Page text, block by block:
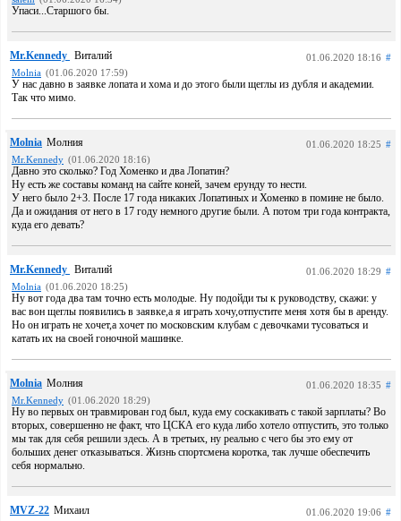
Упаси...Старшого бы.
Mr.Kennedy Виталий 01.06.2020 18:16 #
Molnia (01.06.2020 17:59)
У нас давно в заявке лопата и хома и до этого были щеглы из дубля и академии.
Так что мимо.
Molnia Молния 01.06.2020 18:25 #
Mr.Kennedy (01.06.2020 18:16)
Давно это сколько? Год Хоменко и два Лопатин?
Ну есть же составы команд на сайте коней, зачем ерунду то нести.
У него было 2+3. После 17 года никаких Лопатиных и Хоменко в помине не было.
Да и ожидания от него в 17 году немного другие были. А потом три года контракта,
куда его девать?
Mr.Kennedy Виталий 01.06.2020 18:29 #
Molnia (01.06.2020 18:25)
Ну вот года два там точно есть молодые. Ну подойди ты к руководству, скажи: у
вас вон щеглы появились в заявке,а я играть хочу,отпустите меня хотя бы в аренду.
Но он играть не хочет,а хочет по московским клубам с девочками тусоваться и
катать их на своей гоночной машинке.
Molnia Молния 01.06.2020 18:35 #
Mr.Kennedy (01.06.2020 18:29)
Ну во первых он травмирован год был, куда ему соскакивать с такой зарплаты? Во
вторых, совершенно не факт, что ЦСКА его куда либо хотело отпустить, это только
мы так для себя решили здесь. А в третьих, ну реально с чего бы это ему от
больших денег отказываться. Жизнь спортсмена коротка, так лучше обеспечить
себя нормально.
MVZ-22 Михаил 01.06.2020 19:06 #